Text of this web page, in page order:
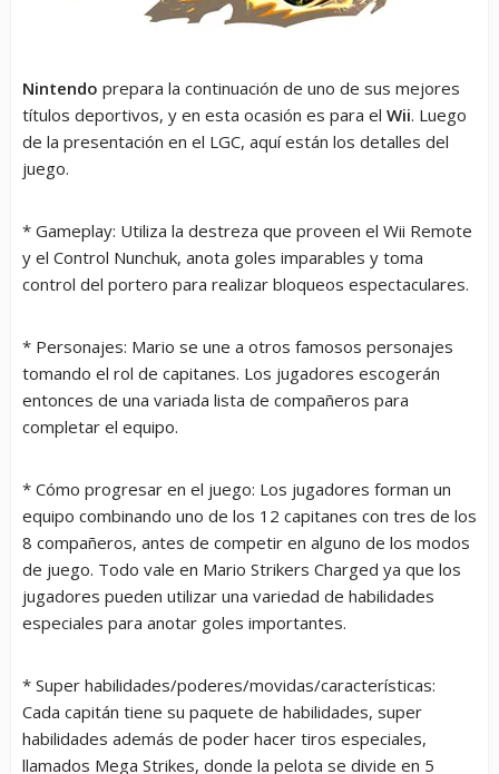
Nintendo prepara la continuación de uno de sus mejores
títulos deportivos, y en esta ocasión es para el Wii. Luego
de la presentación en el LGC, aquí están los detalles del
juego.
* Gameplay: Utiliza la destreza que proveen el Wii Remote
y el Control Nunchuk, anota goles imparables y toma
control del portero para realizar bloqueos espectaculares.
* Personajes: Mario se une a otros famosos personajes
tomando el rol de capitanes. Los jugadores escogerán
entonces de una variada lista de compañeros para
completar el equipo.
* Cómo progresar en el juego: Los jugadores forman un
equipo combinando uno de los 12 capitanes con tres de los
8 compañeros, antes de competir en alguno de los modos
de juego. Todo vale en Mario Strikers Charged ya que los
jugadores pueden utilizar una variedad de habilidades
especiales para anotar goles importantes.
* Super habilidades/poderes/movidas/características:
Cada capitán tiene su paquete de habilidades, super
habilidades además de poder hacer tiros especiales,
llamados Mega Strikes, donde la pelota se divide en 5